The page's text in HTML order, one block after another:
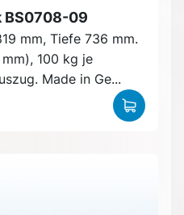
BS0708-09
mm, Tiefe 736 mm.
100 kg je
Made in Ge...